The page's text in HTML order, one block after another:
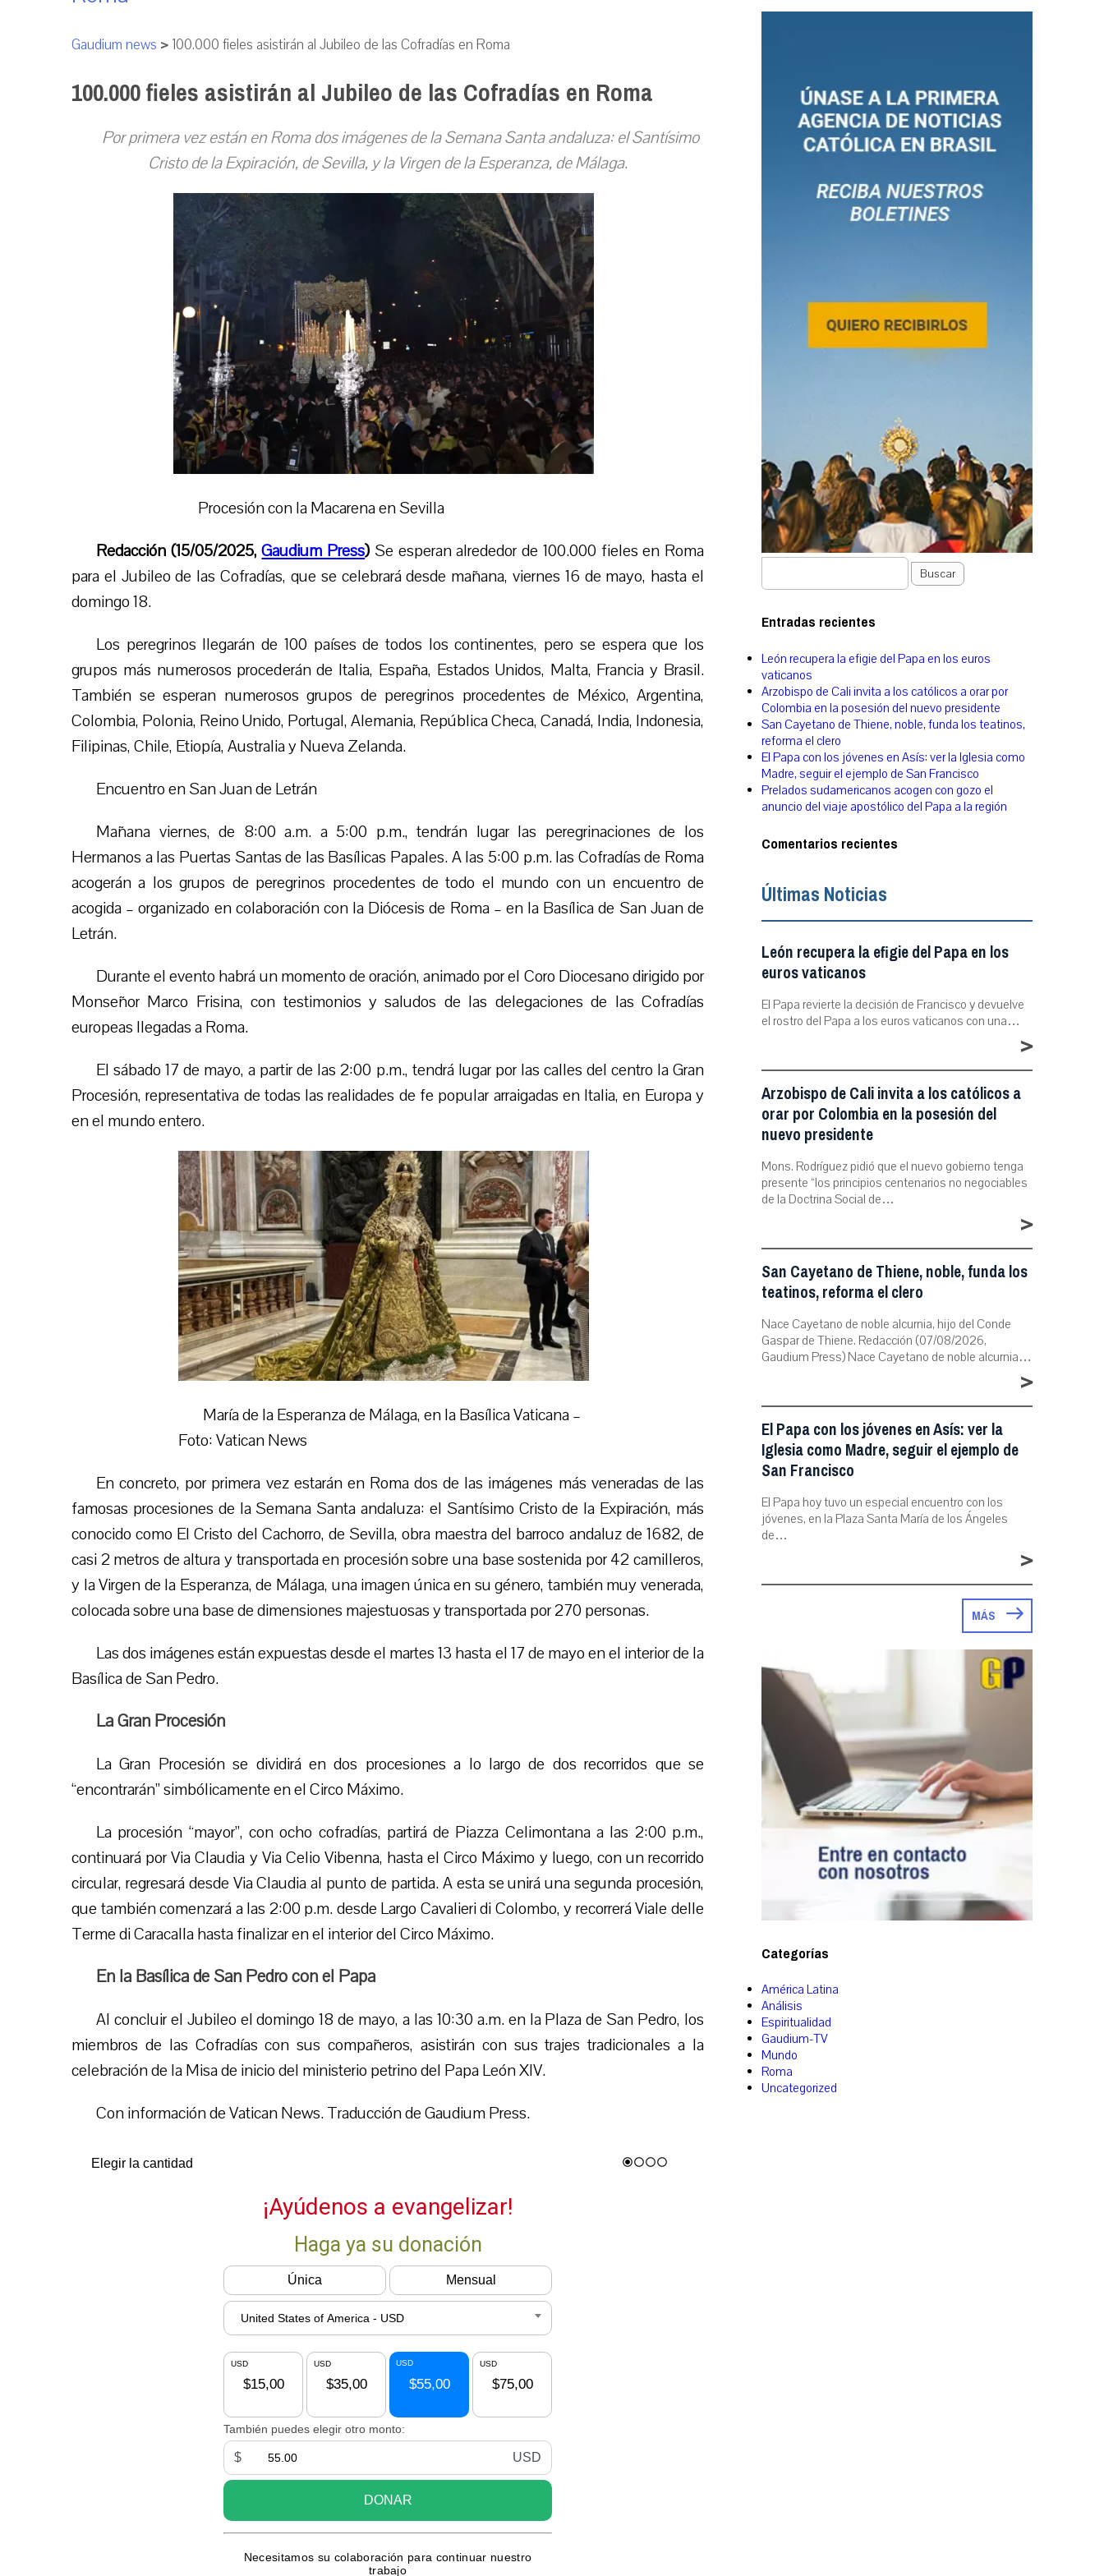
Gaudium news > 100.000 fieles asistirán al Jubileo de las Cofradías en Roma
100.000 fieles asistirán al Jubileo de las Cofradías en Roma
Por primera vez están en Roma dos imágenes de la Semana Santa andaluza: el Santísimo
Cristo de la Expiración, de Sevilla, y la Virgen de la Esperanza, de Málaga.
Procesión con la Macarena en Sevilla
Redacción (15/05/2025,Gaudium Press) Se esperan alrededor de 100.000 fieles en Roma
para el Jubileo de las Cofradías, que se celebrará desde mañana, viernes 16 de mayo, hasta el
domingo 18.
Los peregrinos llegarán de 100 países de todos los continentes, pero se espera que los
grupos más numerosos procederán de Italia, España, Estados Unidos, Malta, Francia y Brasil.
También se esperan numerosos grupos de peregrinos procedentes de México, Argentina,
Colombia, Polonia, Reino Unido, Portugal, Alemania, República Checa, Canadá, India, Indonesia,
Filipinas, Chile, Etiopía, Australia y Nueva Zelanda.
Encuentro en San Juan de Letrán
Mañana viernes, de 8:00 a.m. a 5:00 p.m., tendrán lugar las peregrinaciones de los
Hermanos a las Puertas Santas de las Basílicas Papales. A las 5:00 p.m. las Cofradías de Roma
acogerán a los grupos de peregrinos procedentes de todo el mundo con un encuentro de
acogida – organizado en colaboración con la Diócesis de Roma – en la Basílica de San Juan de
Letrán.
Durante el evento habrá un momento de oración, animado por el Coro Diocesano dirigido por
Monseñor Marco Frisina, con testimonios y saludos de las delegaciones de las Cofradías
europeas llegadas a Roma.
El sábado 17 de mayo, a partir de las 2:00 p.m., tendrá lugar por las calles del centro la Gran
Procesión, representativa de todas las realidades de fe popular arraigadas en Italia, en Europa y
en el mundo entero.
María de la Esperanza de Málaga, en la Basílica Vaticana –
Foto: Vatican News
En concreto, por primera vez estarán en Roma dos de las imágenes más veneradas de las
famosas procesiones de la Semana Santa andaluza: el Santísimo Cristo de la Expiración, más
conocido como El Cristo del Cachorro, de Sevilla, obra maestra del barroco andaluz de 1682, de
casi 2 metros de altura y transportada en procesión sobre una base sostenida por 42 camilleros,
y la Virgen de la Esperanza, de Málaga, una imagen única en su género, también muy venerada,
colocada sobre una base de dimensiones majestuosas y transportada por 270 personas.
Las dos imágenes están expuestas desde el martes 13 hasta el 17 de mayo en el interior de la
Basílica de San Pedro.
La Gran Procesión
La Gran Procesión se dividirá en dos procesiones a lo largo de dos recorridos que se
“encontrarán” simbólicamente en el Circo Máximo.
La procesión “mayor”, con ocho cofradías, partirá de Piazza Celimontana a las 2:00 p.m.,
continuará por Via Claudia y Via Celio Vibenna, hasta el Circo Máximo y luego, con un recorrido
circular, regresará desde Via Claudia al punto de partida. A esta se unirá una segunda procesión,
que también comenzará a las 2:00 p.m. desde Largo Cavalieri di Colombo, y recorrerá Viale delle
Terme di Caracalla hasta finalizar en el interior del Circo Máximo.
En la Basílica de San Pedro con el Papa
Al concluir el Jubileo el domingo 18 de mayo, a las 10:30 a.m. en la Plaza de San Pedro, los
miembros de las Cofradías con sus compañeros, asistirán con sus trajes tradicionales a la
celebración de la Misa de inicio del ministerio petrino del Papa León XIV.
Con información de Vatican News. Traducción de Gaudium Press.
Buscar
Entradas recientes
León recupera la efigie del Papa en los euros
vaticanos
Arzobispo de Cali invita a los católicos a orar por
Colombia en la posesión del nuevo presidente
San Cayetano de Thiene, noble, funda los teatinos,
reforma el clero
El Papa con los jóvenes en Asís: ver la Iglesia como
Madre, seguir el ejemplo de San Francisco
Prelados sudamericanos acogen con gozo el
anuncio del viaje apostólico del Papa a la región
Comentarios recientes
Últimas Noticias
León recupera la efigie del Papa en los
euros vaticanos
El Papa revierte la decisión de Francisco y devuelve
el rostro del Papa a los euros vaticanos con una…
>
Arzobispo de Cali invita a los católicos a
orar por Colombia en la posesión del
nuevo presidente
Mons. Rodríguez pidió que el nuevo gobierno tenga
presente “los principios centenarios no negociables
de la Doctrina Social de…
>
San Cayetano de Thiene, noble, funda los
teatinos, reforma el clero
Nace Cayetano de noble alcurnia, hijo del Conde
Gaspar de Thiene. Redacción (07/08/2026,
Gaudium Press) Nace Cayetano de noble alcurnia…
>
El Papa con los jóvenes en Asís: ver la
Iglesia como Madre, seguir el ejemplo de
San Francisco
El Papa hoy tuvo un especial encuentro con los
jóvenes, en la Plaza Santa María de los Ángeles
de…
>
MÁS
Categorías
América Latina
Análisis
Espiritualidad
Gaudium-TV
Mundo
Roma
Uncategorized